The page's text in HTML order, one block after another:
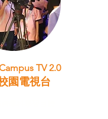
TV 2.0
園電視台